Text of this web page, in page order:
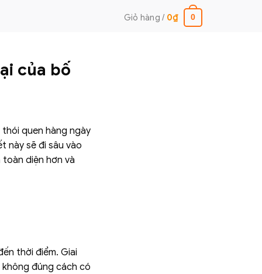
Giỏ hàng / 0₫ 0
của bố
quen hàng ngày
này sẽ đi sâu vào
diện hơn và
thời điểm. Giai
đúng cách có